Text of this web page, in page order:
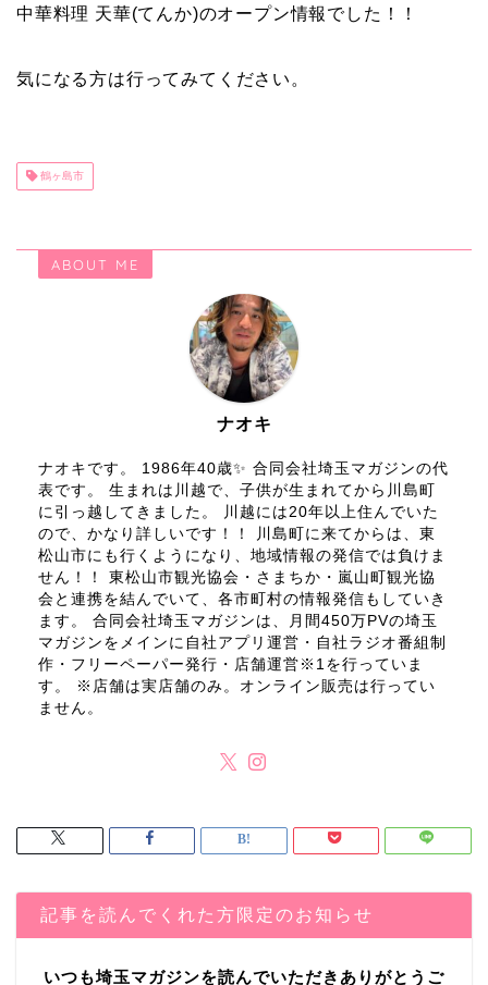
中華料理 天華(てんか)のオープン情報でした！！
気になる方は行ってみてください。
鶴ヶ島市
ABOUT ME
ナオキ
ナオキです。 1986年40歳✨ 合同会社埼玉マガジンの代
表です。 生まれは川越で、子供が生まれてから川島町
に引っ越してきました。 川越には20年以上住んでいた
ので、かなり詳しいです！！ 川島町に来てからは、東
松山市にも行くようになり、地域情報の発信では負けま
せん！！ 東松山市観光協会・さまちか・嵐山町観光協
会と連携を結んでいて、各市町村の情報発信もしていき
ます。 合同会社埼玉マガジンは、月間450万PVの埼玉
マガジンをメインに自社アプリ運営・自社ラジオ番組制
作・フリーペーパー発行・店舗運営※1を行っていま
す。 ※店舗は実店舗のみ。オンライン販売は行ってい
ません。
記事を読んでくれた方限定のお知らせ
いつも埼玉マガジンを読んでいただきありがとうご